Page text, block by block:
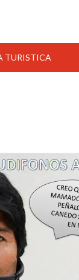
TURISTICA